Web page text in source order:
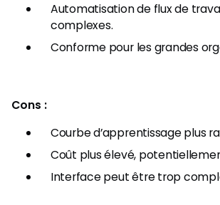
Automatisation de flux de
complexes.
Conforme pour les grandes
Cons :
Courbe d’apprentissage plus
Coût plus élevé,
Interface peut être trop